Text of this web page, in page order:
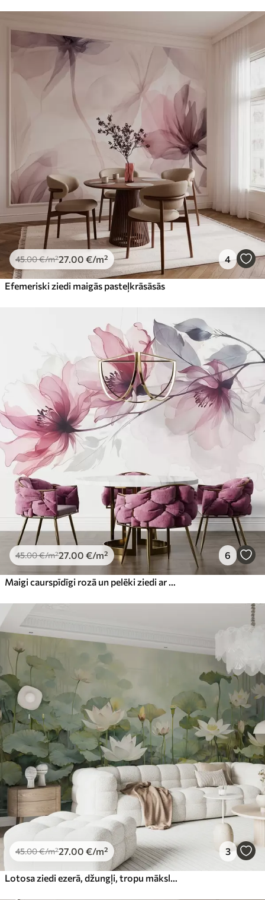
Pieejamie materiāli
Standarts
/m²
Premium vinils
65 .00 39.00 €/m²
Peel and Stick
81.6548.99€/m²
45.00€/m²27 .00 €/m² 4
Efemeriski ziedi maigās pasteļkrāsāsās
45.00€/m²27 .00 €/m² 6
45.00€/m²27 .00 €/m² 3